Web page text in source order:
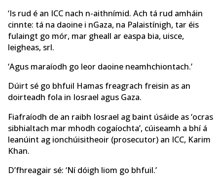
‘Is rud é an ICC nach n-aithnímid. Ach tá rud amháin
cinnte: tá na daoine i nGaza, na Palaistínigh, tar éis
fulaingt go mór, mar gheall ar easpa bia, uisce,
leigheas, srl.
‘Agus maraíodh go leor daoine neamhchiontach.’
Dúirt sé go bhfuil Hamas freagrach freisin as an
doirteadh fola in Iosrael agus Gaza.
Fiafraíodh de an raibh Iosrael ag baint úsáide as ‘ocras
sibhialtach mar mhodh cogaíochta’, cúiseamh a bhí á
leanúint ag ionchúisitheoir (prosecutor) an ICC, Karim
Khan.
D’fhreagair sé: ‘Ní dóigh liom go bhfuil.’